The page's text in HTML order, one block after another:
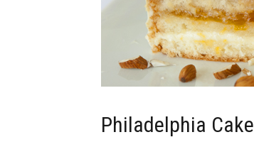
Philadelphia Cake